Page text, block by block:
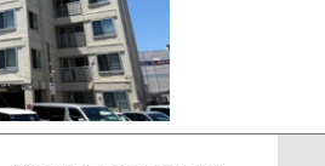
バス・トイレ別
洗面台